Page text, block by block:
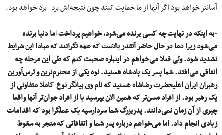
آسانتر خواهد بود اگر آنها از ما حمایت کنند چون نتیجه‌اش برد- برد خواهد بود.
-به اینکه در نهایت چه کسی برنده می‌شود، خواهیم پرداخت اما دنیا برنده
می‌شود زیرا دما در حال حاضر آنقدر بالاست که همه نگرانند که مبادا این شرایط
تشدید شود. ولی فعلا می‌خواهم در اینباره صحبت کنم که طی این مرحله چه
اتفاقی می‌افتد. شما پسر یک پادشاه هستید. نوه یکی از محترم‌ترین و ترس‌آورین
رهبران ایران اعلیحضرت رضاشاه هستید که نام وی بیانگر نوع کاملا متفاوتی از
یک رهبر بود. از افراد مسن‌تر که همین الان بپرسید یا از افراد جوان‌تر آنها واقعا
چیزی از آن زمان نمی‌دانند. پدربزرگ شما سردارسپه یک عملگرا بود که اقدامات
زیادی انجام داد. اما می‌خواهم درباره پدر شما و اتفاقاتی که منجر به سقوط